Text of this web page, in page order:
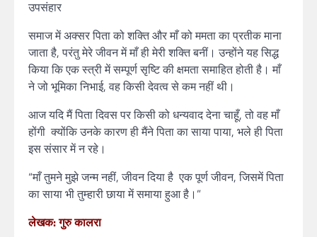
उपसंहार
समाज में अक्सर पिता को शक्ति और माँ को ममता का प्रतीक माना
जाता है, परंतु मेरे जीवन में माँ ही मेरी शक्ति बनीं। उन्होंने यह सिद्ध
किया कि एक स्त्री में सम्पूर्ण सृष्टि की क्षमता समाहित होती है। माँ
ने जो भूमिका निभाई, वह किसी देवत्व से कम नहीं थी।
आज यदि मैं पिता दिवस पर किसी को धन्यवाद देना चाहूँ, तो वह माँ
होंगी क्योंकि उनके कारण ही मैंने पिता का साया पाया, भले ही पिता
इस संसार में न रहे।
“माँ तुमने मुझे जन्म नहीं, जीवन दिया है एक पूर्ण जीवन, जिसमें पिता
का साया भी तुम्हारी छाया में समाया हुआ है।”
लेखक: गुरु कालरा